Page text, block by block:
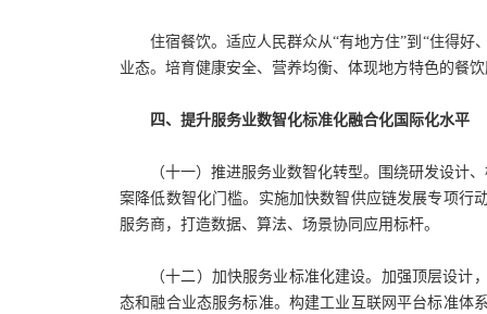
住宿餐饮。适应人民群众从“有地方住”到“住得
业态。培育健康安全、营养均衡、体现地方特色的餐
四、提升服务业数智化标准化融合化国际化水平
（十一）推进服务业数智化转型。围绕研发设计
案降低数智化门槛。实施加快数智供应链发展专项行
服务商，打造数据、算法、场景协同应用标杆。
（十二）加快服务业标准化建设。加强顶层设
态和融合业态服务标准。构建工业互联网平台标准体